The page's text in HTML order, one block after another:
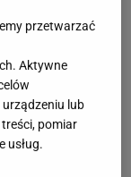
w I lidze
Łęczna
przetwarzać
Aktywne
lub
pomiar
usług.